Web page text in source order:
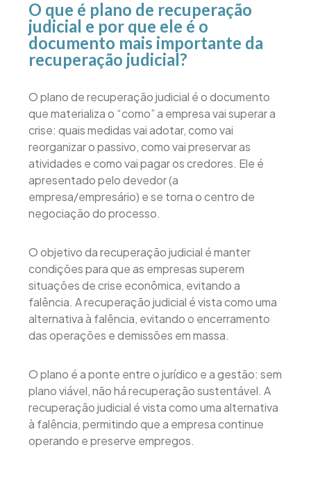
O que é plano de recuperação
judicial e por que ele é o
documento mais importante da
recuperação judicial?
O plano de recuperação judicial é o documento
que materializa o “como” a empresa vai superar a
crise: quais medidas vai adotar, como vai
reorganizar o passivo, como vai preservar as
atividades e como vai pagar os credores. Ele é
apresentado pelo devedor (a
empresa/empresário) e se torna o centro de
negociação do processo.
O objetivo da recuperação judicial é manter
condições para que as empresas superem
situações de crise econômica, evitando a
falência. A recuperação judicial é vista como uma
alternativa à falência, evitando o encerramento
das operações e demissões em massa.
O plano é a ponte entre o jurídico e a gestão: sem
plano viável, não há recuperação sustentável. A
recuperação judicial é vista como uma alternativa
à falência, permitindo que a empresa continue
operando e preserve empregos.